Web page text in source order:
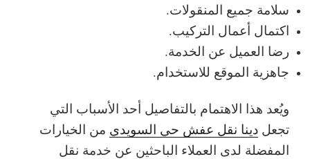
سلامة جميع المنقولات.
اكتمال أعمال التركيب.
رضا العميل عن الخدمة.
جاهزية الموقع للاستخدام.
ويُعد هذا الاهتمام بالتفاصيل أحد الأسباب التي
تجعل دينا نقل عفش حي السويدي من الخيارات
المفضلة لدى العملاء الباحثين عن خدمة نقل